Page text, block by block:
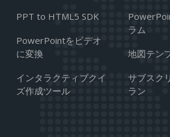
PPT to HTML5 SDK
PowerPointをビデオ
に変換
インタラクティブクイ
ズ作成ツール
ラム
地図テン
サブスク
ラン